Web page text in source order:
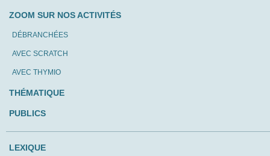
ZOOM SUR NOS ACTIVITÉS
DÉBRANCHÉES
AVEC SCRATCH
AVEC THYMIO
THÉMATIQUE
PUBLICS
LEXIQUE